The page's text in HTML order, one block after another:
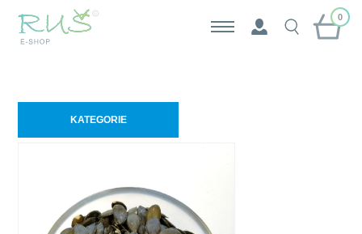
0
KATEGORIE